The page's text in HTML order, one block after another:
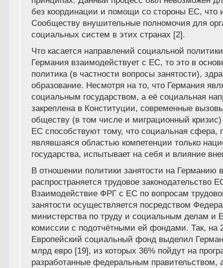
без координации и помощи со стороны ЕС, что
Сообществу внушительные полномочия для
социальных систем в этих странах [2].
Что касается направлений социальной
Германия взаимодействует с ЕС, то это в
политика (в частности вопросы занятости),
образование. Несмотря на то, что Германия
социальным государством, а её социальная
закреплена в Конституции, современные
обществу (в том числе и миграционный
ЕС способствуют тому, что социальная сфера,
являвшаяся областью компетенции только
государства, испытывает на себя и влияние
В отношении политики занятости на Германию
распространяется трудовое законодательство
Взаимодействие ФРГ с ЕС по вопросам
занятости осуществляется посредством
министерства по труду и социальным делам и
комиссии с подотчётными ей фондами. Так, на
Европейский социальный фонд выделил
млрд евро [19], из которых 36% пойдут на
разработанные федеральным правительством,